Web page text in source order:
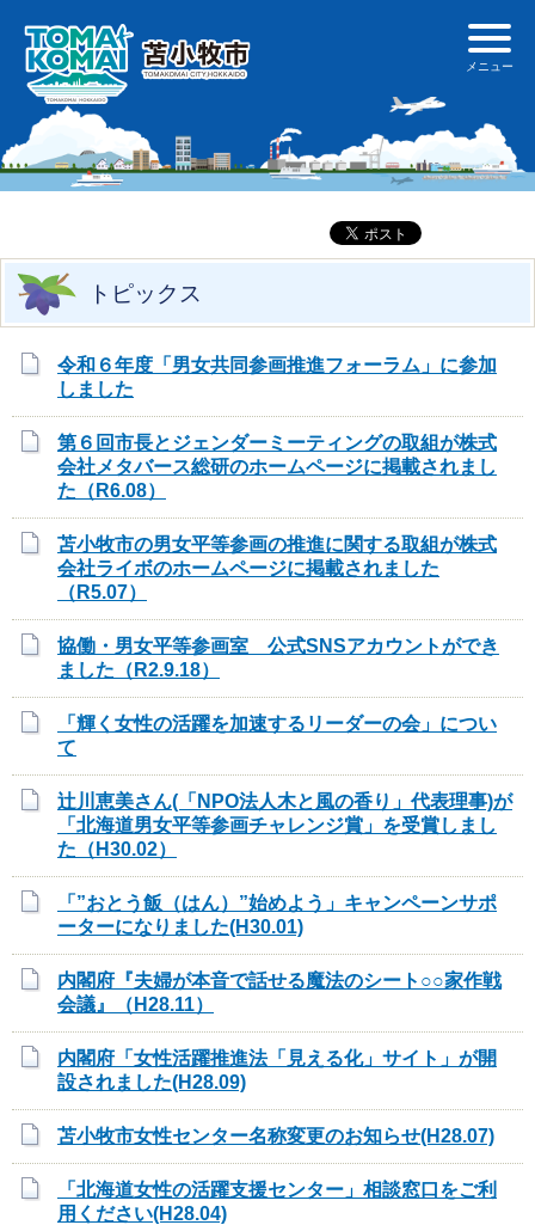
トピックス
令和６年度「男女共同参画推進フォーラム」に参加
しました
第６回市長とジェンダーミーティングの取組が株式
会社メタバース総研のホームページに掲載されまし
た（R6.08）
苫小牧市の男女平等参画の推進に関する取組が株式
会社ライボのホームページに掲載されました
（R5.07）
協働・男女平等参画室 公式SNSアカウントができ
ました（R2.9.18）
「輝く女性の活躍を加速するリーダーの会」につい
て
辻川恵美さん(「NPO法人木と風の香り」代表理事)が
「北海道男女平等参画チャレンジ賞」を受賞しまし
た（H30.02）
「”おとう飯（はん）”始めよう」キャンペーンサポ
ーターになりました(H30.01)
内閣府『夫婦が本音で話せる魔法のシート○○家作戦
会議』（H28.11）
内閣府「女性活躍推進法「見える化」サイト」が開
設されました(H28.09)
苫小牧市女性センター名称変更のお知らせ(H28.07)
「北海道女性の活躍支援センター」相談窓口をご利
用ください(H28.04)